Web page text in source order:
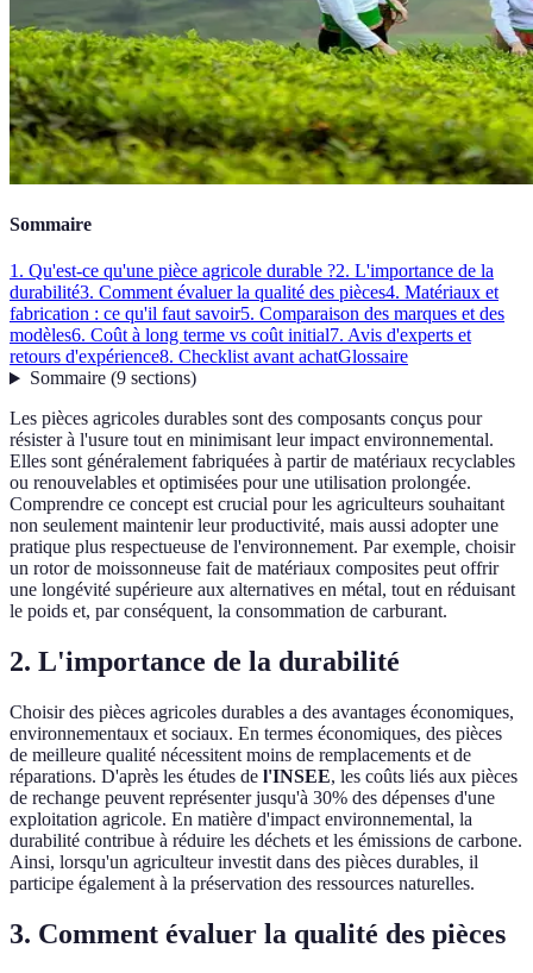
Sommaire
1. Qu'est-ce qu'une pièce agricole durable ?2. L'importance de la
durabilité3. Comment évaluer la qualité des pièces4. Matériaux et
fabrication : ce qu'il faut savoir5. Comparaison des marques et des
modèles6. Coût à long terme vs coût initial7. Avis d'experts et
retours d'expérience8. Checklist avant achatGlossaire
Sommaire(9 sections)
Les pièces agricoles durables sont des composants conçus pour
résister à l'usure tout en minimisant leur impact environnemental.
Elles sont généralement fabriquées à partir de matériaux recyclables
ou renouvelables et optimisées pour une utilisation prolongée.
Comprendre ce concept est crucial pour les agriculteurs souhaitant
non seulement maintenir leur productivité, mais aussi adopter une
pratique plus respectueuse de l'environnement. Par exemple, choisir
un rotor de moissonneuse fait de matériaux composites peut offrir
une longévité supérieure aux alternatives en métal, tout en réduisant
le poids et, par conséquent, la consommation de carburant.
2. L'importance de la durabilité
Choisir des pièces agricoles durables a des avantages économiques,
environnementaux et sociaux. En termes économiques, des pièces
de meilleure qualité nécessitent moins de remplacements et de
réparations. D'après les études de l'INSEE, les coûts liés aux pièces
de rechange peuvent représenter jusqu'à 30% des dépenses d'une
exploitation agricole. En matière d'impact environnemental, la
durabilité contribue à réduire les déchets et les émissions de carbone.
Ainsi, lorsqu'un agriculteur investit dans des pièces durables, il
participe également à la préservation des ressources naturelles.
3. Comment évaluer la qualité des pièces